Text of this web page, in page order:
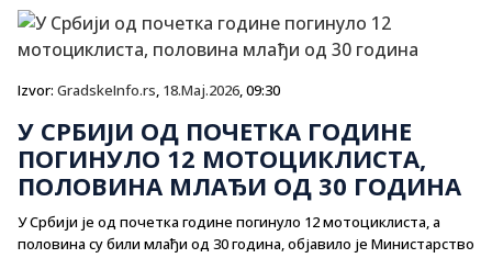
Izvor: GradskeInfo.rs, 18.Maj.2026, 09:30
У СРБИЈИ ОД ПОЧЕТКА ГОДИНЕ
ПОГИНУЛО 12 МОТОЦИКЛИСТА,
ПОЛОВИНА МЛАЂИ ОД 30 ГОДИНА
У Србији је од почетка године погинуло 12 мотоциклиста, а
половина су били млађи од 30 година, објавило је Министарство